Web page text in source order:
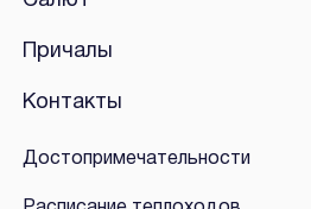
Причалы
Контакты
Достопримечательности